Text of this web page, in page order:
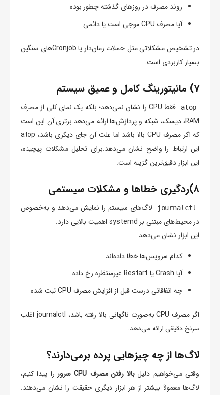
روند مصرف در روزهای گذشته چطور بوده
آیا مصرف CPU موجی است یا دائمی
در تشخیص مشکلاتی مثل حملات زمان‌دار یا Cronjobهای سنگین
بسیار کاربردی است.
۷) مانیتورینگ کامل و عمیق سیستم
atop
فقط CPU را نشان نمی‌دهد؛ بلکه یک نمای کلی از مصرف
RAM، دیسک، شبکه و پردازش‌ها ارائه می‌دهد.برتری آن این است
که اگر مصرف CPU بالا باشد اما علت آن جای دیگری باشد، atop
این ارتباط را واضح نشان می‌دهد.برای تحلیل مشکلات پیچیده،
این ابزار دقیق‌ترین گزینه است.
۸)ردگیری خطاها و مشکلات سیستمی
journalctl
لاگ‌های سیستم را نمایش می‌دهد و به‌خصوص
در محیط‌های مبتنی بر systemd اهمیت بالایی دارد.
این ابزار نشان می‌دهد:
کدام سرویس‌ها خطا داده‌اند
آیا Crash یا Restart غیرمنتظره رخ داده
چه اتفاقاتی درست قبل از افزایش مصرف CPU ثبت شده
اگر مصرف CPU به‌صورت ناگهانی بالا رفته باشد، journalctl اغلب
سرنخ دقیقی ارائه می‌دهد.
لاگ‌ها از چه چیزهایی پرده برمی‌دارند؟
وقتی می‌خواهیم دلیل بالا رفتن مصرف CPU سرور
را پیدا کنیم،
لاگ‌ها معمولاً بیشتر از هر ابزار دیگری حقیقت را نشان می‌دهند.